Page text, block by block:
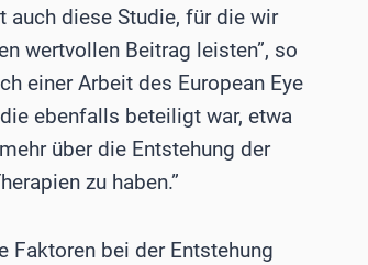
diese Studie, für die wir
wertvollen Beitrag leisten”, so
einer Arbeit des European Eye
ebenfalls beteiligt war, etwa
über die Entstehung der
zu haben.”
Faktoren bei der Entstehung